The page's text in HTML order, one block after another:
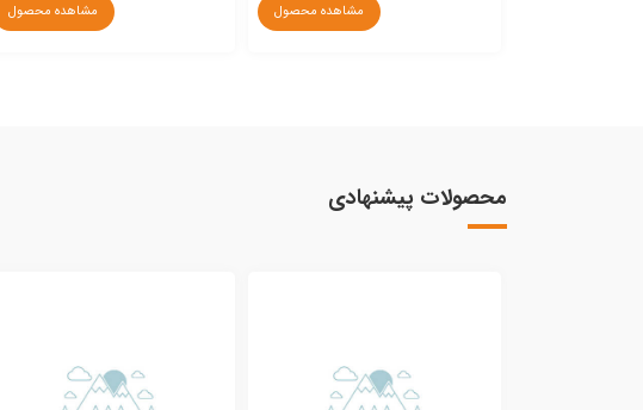
مشاهده محصول مشاهده محصول
محصولات پیشنهادی